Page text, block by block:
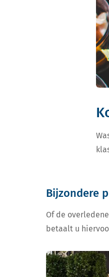
Bijzondere
Of de
betaalt u